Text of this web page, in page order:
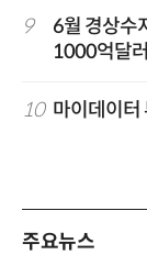
9
6월 경상수
1000억달
10 마이데이터
주요뉴스